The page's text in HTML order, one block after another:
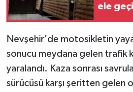
ele
Nevşehir'de motosikletin
sonucu meydana gelen trafik
yaralandı. Kaza sonrası
sürücüsü karşı şeritten gelen